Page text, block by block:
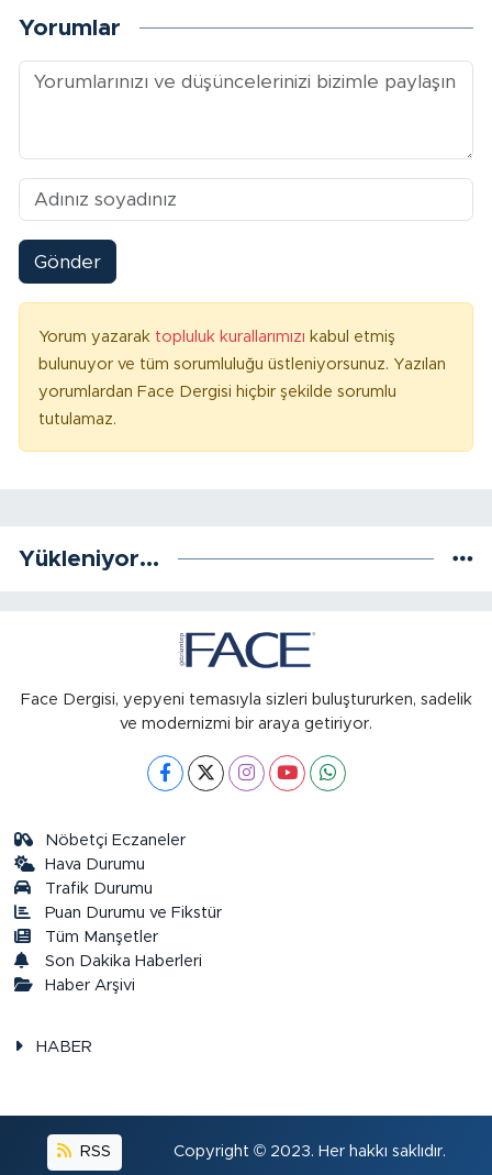
Yorumlar
Gönder
Yorum yazarak topluluk kurallarımızı kabul etmiş
bulunuyor ve tüm sorumluluğu üstleniyorsunuz. Yazılan
yorumlardan Face Dergisi hiçbir şekilde sorumlu
tutulamaz.
Yükleniyor...
Face Dergisi, yepyeni temasıyla sizleri buluştururken, sadelik
ve modernizmi bir araya getiriyor.
Nöbetçi Eczaneler
Hava Durumu
Trafik Durumu
Puan Durumu ve Fikstür
Tüm Manşetler
Son Dakika Haberleri
Haber Arşivi
HABER
RSS Copyright © 2023. Her hakkı saklıdır.